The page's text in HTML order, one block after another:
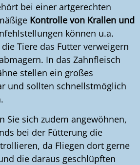
bei einer artgerechten
Kontrolle von Krallen und
können u.a.
Tiere das Futter verweigern
In das Zahnfleisch
stellen ein großes
und sollten schnellstmöglich
Sie sich zudem angewöhnen,
bei der Fütterung die
da Fliegen dort gerne
die daraus geschlüpften